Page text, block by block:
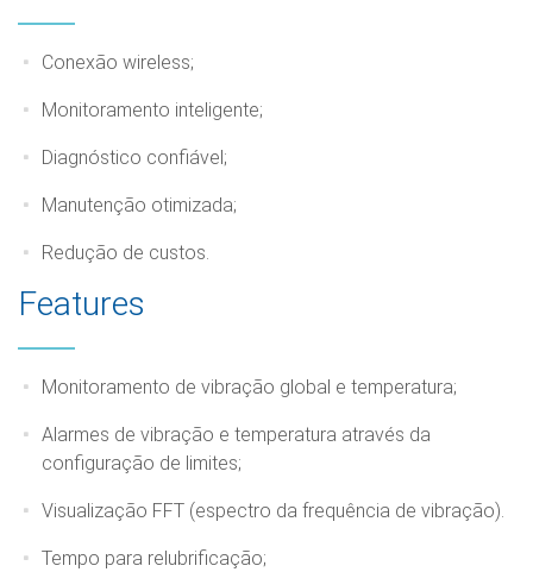
Conexão wireless;
Monitoramento inteligente;
Diagnóstico confiável;
Manutenção otimizada;
Redução de custos.
Features
Monitoramento de vibração global e temperatura;
Alarmes de vibração e temperatura através da
configuração de limites;
Visualização FFT (espectro da frequência de vibração).
Tempo para relubrificação;